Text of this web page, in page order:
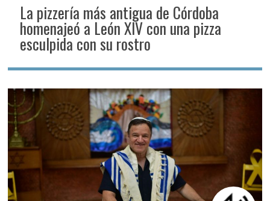
La pizzería más antigua de Córdoba
homenajeó a León XIV con una pizza
esculpida con su rostro